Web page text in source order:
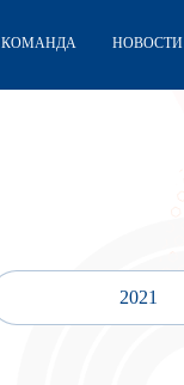
КОМАНДА НОВОСТИ
2021